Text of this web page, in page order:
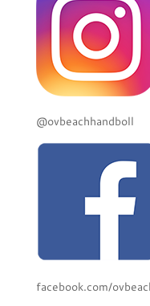
@ovbeachhandboll
facebook.com/